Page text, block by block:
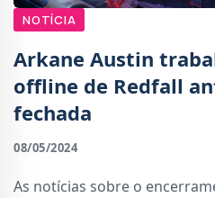
NOTÍCIA
Arkane Austin
offline de Redfall
fechada
08/05/2024
As notícias sobre o